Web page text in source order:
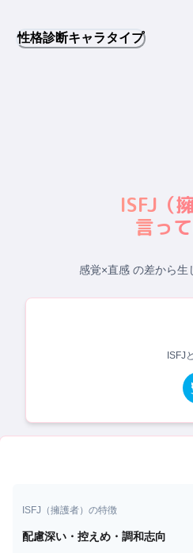
性格診断キャラタイプ
ISFJ （
言っ
感覚×直感 の差から生
ISFJ
ISFJ （擁護者）の特徴
配慮深い・控えめ・調和志向